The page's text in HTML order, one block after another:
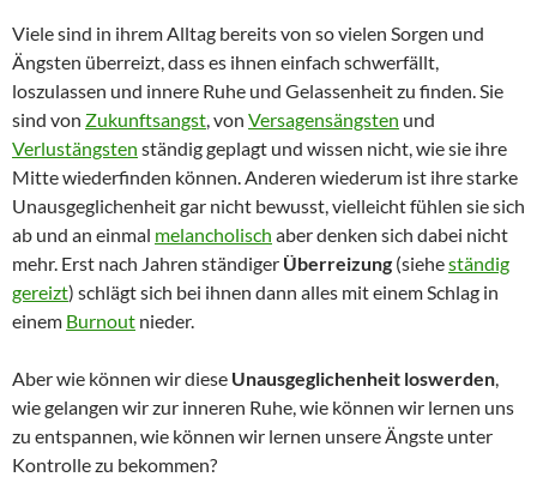
Viele sind in ihrem Alltag bereits von so vielen Sorgen und
Ängsten überreizt, dass es ihnen einfach schwerfällt,
loszulassen und innere Ruhe und Gelassenheit zu finden. Sie
sind von Zukunftsangst, von Versagensängsten und
Verlustängsten ständig geplagt und wissen nicht, wie sie ihre
Mitte wiederfinden können. Anderen wiederum ist ihre starke
Unausgeglichenheit gar nicht bewusst, vielleicht fühlen sie sich
ab und an einmal melancholisch aber denken sich dabei nicht
mehr. Erst nach Jahren ständiger Überreizung (sieheständig
gereizt) schlägt sich bei ihnen dann alles mit einem Schlag in
einem Burnout nieder.
Aber wie können wir diese Unausgeglichenheit loswerden,
wie gelangen wir zur inneren Ruhe, wie können wir lernen uns
zu entspannen, wie können wir lernen unsere Ängste unter
Kontrolle zu bekommen?